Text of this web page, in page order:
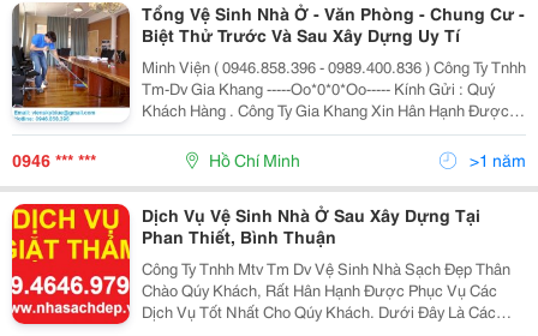
Tổng Vệ Sinh Nhà Ở - Văn Phòng - Chung Cư -
Biệt Thử Trước Và Sau Xây Dựng Uy Tí
Minh Viện ( 0946.858.396 - 0989.400.836 ) Công Ty Tnhh
Tm-Dv Gia Khang -----Oo*0*0*Oo----- Kính Gửi : Quý
Khách Hàng . Công Ty Gia Khang Xin Hân Hạnh Được
Phục Vụ Quý Khách Hàng Các Lĩnh Vực Sau : A, Dịch
Vụ Vệ Sinh : _ Tổng Vệ Công Tr
0946 *** *** Hồ Chí Minh >1 năm
Dịch Vụ Vệ Sinh Nhà Ở Sau Xây Dựng Tại
Phan Thiết, Bình Thuận
Công Ty Tnhh Mtv Tm Dv Vệ Sinh Nhà Sạch Đẹp Thân
Chào Qúy Khách, Rất Hân Hạnh Được Phục Vụ Các
Dịch Vụ Tốt Nhất Cho Qúy Khách. Dưới Đây Là Các